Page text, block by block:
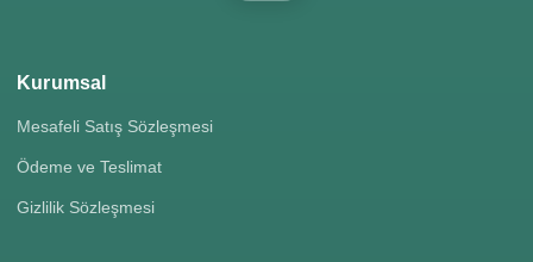
Kurumsal
Mesafeli Satış Sözleşmesi
Ödeme ve Teslimat
Gizlilik Sözleşmesi